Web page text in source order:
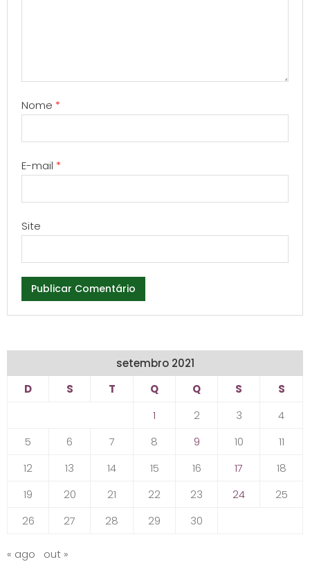
Nome *
E-mail *
Site
setembro 2021
D
S T Q Q S
S
1
2 3
4
5
6 7 8 9 10
11
12
13 14 15 16 17
18
19
20 21 22 23 24
25
26
27 28 29 30
« ago out »